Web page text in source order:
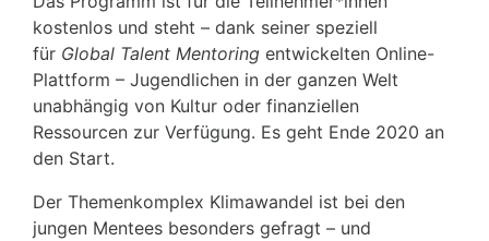
kostenlos und steht – dank seiner speziell
für Global Talent Mentoring entwickelten Online-
Plattform – Jugendlichen in der ganzen Welt
unabhängig von Kultur oder finanziellen
Ressourcen zur Verfügung. Es geht Ende 2020 an
den Start.
Der Themenkomplex Klimawandel ist bei den
jungen Mentees besonders gefragt – und